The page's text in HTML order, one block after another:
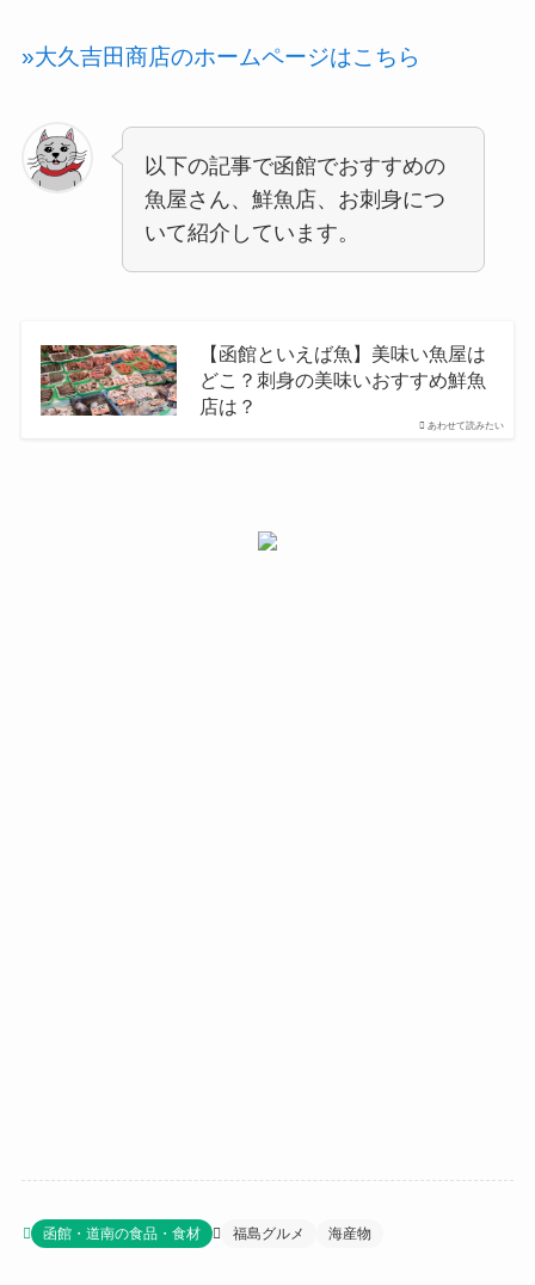
»大久吉田商店のホームページはこちら
以下の記事で函館でおすすめの
魚屋さん、鮮魚店、お刺身につ
いて紹介しています。
あわせて読みたい
【函館といえば魚】美味い魚屋は
どこ？刺身の美味いおすすめ鮮魚
店は？
函館・道南の食品・食材 福島グルメ 海産物